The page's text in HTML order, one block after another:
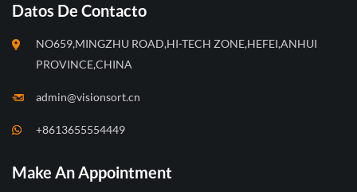
Datos De Contacto
NO659,MINGZHU ROAD,HI-TECH ZONE,HEFEI,ANHUI
PROVINCE,CHINA
admin@visionsort.cn
+8613655554449
Make An Appointment